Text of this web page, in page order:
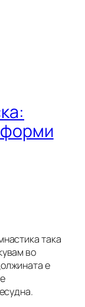
форми
така
во
е